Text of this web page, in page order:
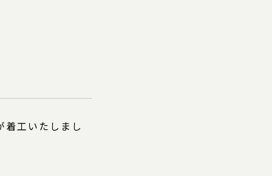
工いたしまし